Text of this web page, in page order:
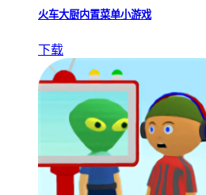
火车大厨内置菜单小游戏
下载